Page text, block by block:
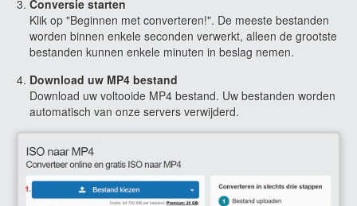
Conversie starten
Klik op "Beginnen met converteren!". De meeste bestanden
worden binnen enkele seconden verwerkt, alleen de grootste
bestanden kunnen enkele minuten in beslag nemen.
Download uw MP4 bestand
Download uw voltooide MP4 bestand. Uw bestanden worden
automatisch van onze servers verwijderd.